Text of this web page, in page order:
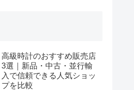
高級時計のおすすめ販売店
3選｜新品・中古・並行輸
入で信頼できる人気ショッ
プを比較